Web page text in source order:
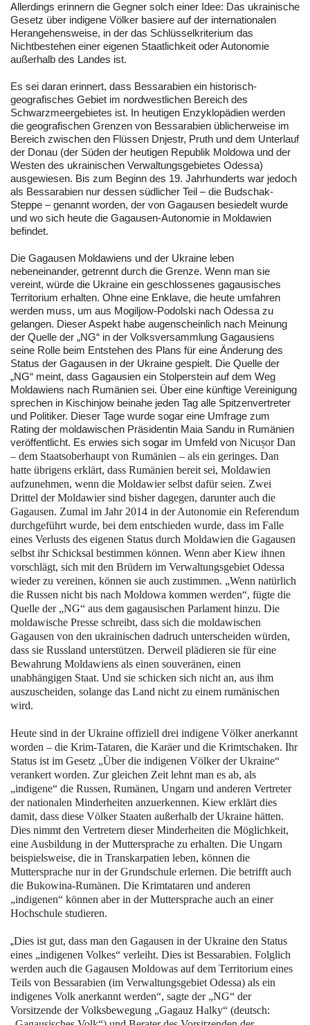
Allerdings erinnern die Gegner solch einer Idee: Das ukrainische
Gesetz über indigene Völker basiere auf der internationalen
Herangehensweise, in der das Schlüsselkriterium das
Nichtbestehen einer eigenen Staatlichkeit oder Autonomie
außerhalb des Landes ist.
Es sei daran erinnert, dass Bessarabien ein historisch-
geografisches Gebiet im nordwestlichen Bereich des
Schwarzmeergebietes ist. In heutigen Enzyklopädien werden
die geografischen Grenzen von Bessarabien üblicherweise im
Bereich zwischen den Flüssen Dnjestr, Pruth und dem Unterlauf
der Donau (der Süden der heutigen Republik Moldowa und der
Westen des ukrainischen Verwaltungsgebietes Odessa)
ausgewiesen. Bis zum Beginn des 19. Jahrhunderts war jedoch
als Bessarabien nur dessen südlicher Teil – die Budschak-
Steppe – genannt worden, der von Gagausen besiedelt wurde
und wo sich heute die Gagausen-Autonomie in Moldawien
befindet.
Die Gagausen Moldawiens und der Ukraine leben
nebeneinander, getrennt durch die Grenze. Wenn man sie
vereint, würde die Ukraine ein geschlossenes gagausisches
Territorium erhalten. Ohne eine Enklave, die heute umfahren
werden muss, um aus Mogiljow-Podolski nach Odessa zu
gelangen. Dieser Aspekt habe augenscheinlich nach Meinung
der Quelle der „NG“ in der Volksversammlung Gagausiens
seine Rolle beim Entstehen des Plans für eine Änderung des
Status der Gagausen in der Ukraine gespielt. Die Quelle der
„NG“ meint, dass Gagausien ein Stolperstein auf dem Weg
Moldawiens nach Rumänien sei. Über eine künftige Vereinigung
sprechen in Kischinjow beinahe jeden Tag alle Spitzenvertreter
und Politiker. Dieser Tage wurde sogar eine Umfrage zum
Rating der moldawischen Präsidentin Maia Sandu in Rumänien
veröffentlicht. Es erwies sich sogar im Umfeld von Nicușor Dan
– dem Staatsoberhaupt von Rumänien – als ein geringes. Dan
hatte übrigens erklärt, dass Rumänien bereit sei, Moldawien
aufzunehmen, wenn die Moldawier selbst dafür seien. Zwei
Drittel der Moldawier sind bisher dagegen, darunter auch die
Gagausen. Zumal im Jahr 2014 in der Autonomie ein Referendum
durchgeführt wurde, bei dem entschieden wurde, dass im Falle
eines Verlusts des eigenen Status durch Moldawien die Gagausen
selbst ihr Schicksal bestimmen können. Wenn aber Kiew ihnen
vorschlägt, sich mit den Brüdern im Verwaltungsgebiet Odessa
wieder zu vereinen, können sie auch zustimmen. „Wenn natürlich
die Russen nicht bis nach Moldowa kommen werden“, fügte die
Quelle der „NG“ aus dem gagausischen Parlament hinzu. Die
moldawische Presse schreibt, dass sich die moldawischen
Gagausen von den ukrainischen dadruch unterscheiden würden,
dass sie Russland unterstützen. Derweil plädieren sie für eine
Bewahrung Moldawiens als einen souveränen, einen
unabhängigen Staat. Und sie schicken sich nicht an, aus ihm
auszuscheiden, solange das Land nicht zu einem rumänischen
wird.
Heute sind in der Ukraine offiziell drei indigene Völker anerkannt
worden – die Krim-Tataren, die Karäer und die Krimtschaken. Ihr
Status ist im Gesetz „Über die indigenen Völker der Ukraine“
verankert worden. Zur gleichen Zeit lehnt man es ab, als
„indigene“ die Russen, Rumänen, Ungarn und anderen Vertreter
der nationalen Minderheiten anzuerkennen. Kiew erklärt dies
damit, dass diese Völker Staaten außerhalb der Ukraine hätten.
Dies nimmt den Vertretern dieser Minderheiten die Möglichkeit,
eine Ausbildung in der Muttersprache zu erhalten. Die Ungarn
beispielsweise, die in Transkarpatien leben, können die
Muttersprache nur in der Grundschule erlernen. Die betrifft auch
die Bukowina-Rumänen. Die Krimtataren und anderen
„indigenen“ können aber in der Muttersprache auch an einer
Hochschule studieren.
„Dies ist gut, dass man den Gagausen in der Ukraine den Status
eines „indigenen Volkes“ verleiht. Dies ist Bessarabien. Folglich
werden auch die Gagausen Moldowas auf dem Territorium eines
Teils von Bessarabien (im Verwaltungsgebiet Odessa) als ein
indigenes Volk anerkannt werden“, sagte der „NG“ der
Vorsitzende der Volksbewegung „Gagauz Halky“ (deutsch: